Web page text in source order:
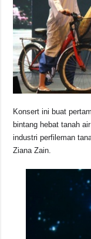
o
k
p
p
Konsert ini buat
bintang hebat tanah
industri perfileman
Ziana Zain.